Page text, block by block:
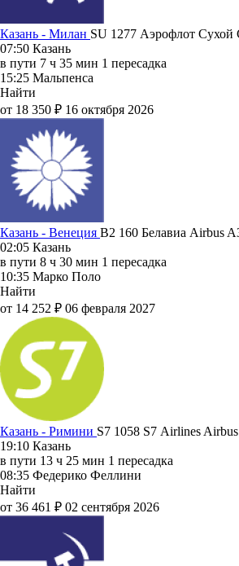
Казань - Милан SU 1277 Аэрофлот Сухой
07:50 Казань
в пути 7 ч 35 мин 1 пересадка
15:25 Мальпенса
Найти
от 18 350 ₽ 16 октября 2026
Казань - Венеция B2 160 Белавиа Airbus
02:05 Казань
в пути 8 ч 30 мин 1 пересадка
10:35 Марко Поло
Найти
от 14 252 ₽ 06 февраля 2027
Казань - Римини S7 1058 S7 Airlines
19:10 Казань
в пути 13 ч 25 мин 1 пересадка
08:35 Федерико Феллини
Найти
от 36 461 ₽ 02 сентября 2026